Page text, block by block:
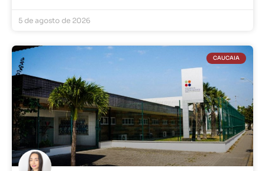
5 de agosto de 2026
CAUCAIA